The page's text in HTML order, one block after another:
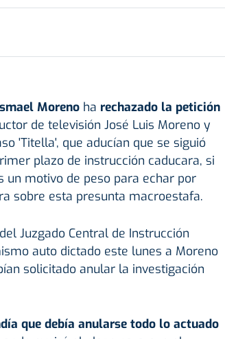
Morenoha rechazado la petición
de televisión José Luis Moreno y
'Titella', que aducían que se siguió
plazo de instrucción caducara, si
un motivo de peso para echar por
sobre esta presunta macroestafa.
Juzgado Central de Instrucción
auto dictado este lunes a Moreno
solicitado anular la investigación
que debía anularse todo lo actuado